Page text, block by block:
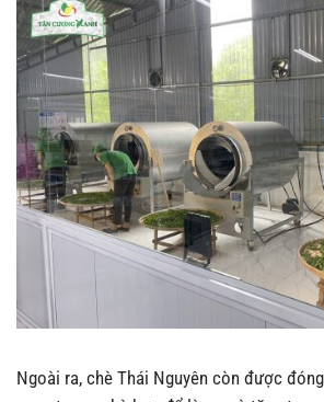
Ngoài ra, chè Thái Nguyên còn được